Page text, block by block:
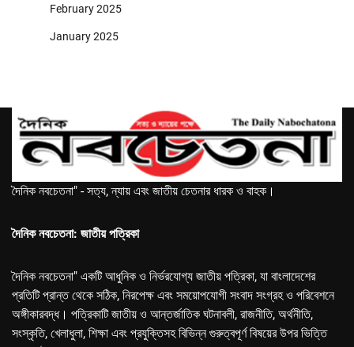
February 2025
January 2025
দৈনিক নবচেতনা" - সত্য, ন্যায় এবং জাতীয় চেতনার ধারক ও বাহক।
দৈনিক নবচেতনা: জাতীয় পত্রিকা
দৈনিক নবচেতনা" একটি আধুনিক ও নির্ভরযোগ্য জাতীয় পত্রিকা, যা বাংলাদেশের
প্রতিটি প্রান্ত থেকে সঠিক, নিরপেক্ষ এবং সময়োপযোগী সংবাদ সংগ্রহ ও পরিবেশনে
অঙ্গীকারবদ্ধ। পত্রিকাটি জাতীয় ও আন্তর্জাতিক ঘটনাবলী, রাজনীতি, অর্থনীতি,
সংস্কৃতি, খেলাধুলা, শিক্ষা এবং প্রযুক্তিসহ বিভিন্ন গুরুত্বপূর্ণ বিষয়ের উপর ভিত্তি